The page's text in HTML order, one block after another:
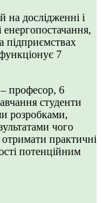
на дослідженні і
енергопостачання,
підприємствах
7
професор, 6
студенти
розробками,
чого
практичні
потенційним